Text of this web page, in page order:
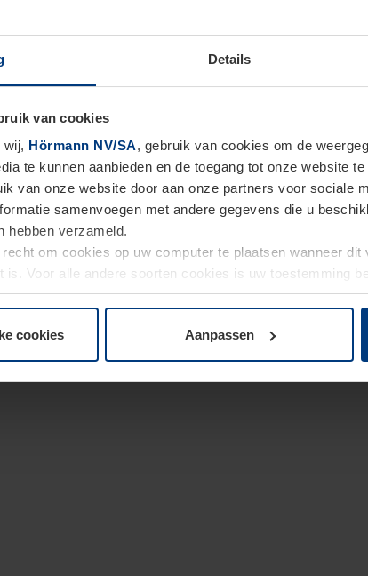
Details
van cookies
wij, Hörmann NV/SA, gebruik van cookies om de
te kunnen aanbieden en de toegang tot onze website
van onze website door aan onze partners voor sociale
samenvoegen met andere gegevens die u
hebben verzameld.
om cookies op uw computer te plaatsen wanneer
is. Voor alle andere soorten cookies is uw toestemming
de cookies op paginaPrivacyverklaringop onze website
cookies Aanpassen